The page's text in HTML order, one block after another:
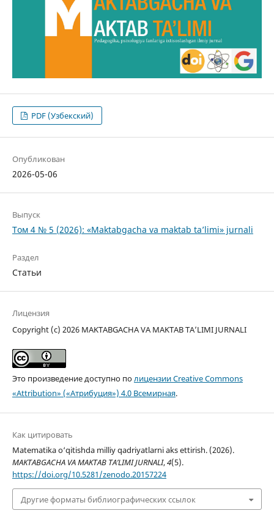
PDF (Узбекский)
Опубликован
2026-05-06
Выпуск
Том 4 № 5 (2026): «Maktabgacha va maktab ta’limi» jurnali
Раздел
Статьи
Лицензия
Copyright (c) 2026 MAKTABGACHA VA MAKTAB TA’LIMI JURNALI
Это произведение доступно полицензии Creative Commons
«Attribution» («Атрибуция») 4.0 Всемирная.
Как цитировать
Matematika o‘qitishda milliy qadriyatlarni aks ettirish. (2026).
MAKTABGACHA VA MAKTAB TA’LIMI JURNALI,4(5).
https://doi.org/10.5281/zenodo.20157224
Другие форматы библиографических ссылок